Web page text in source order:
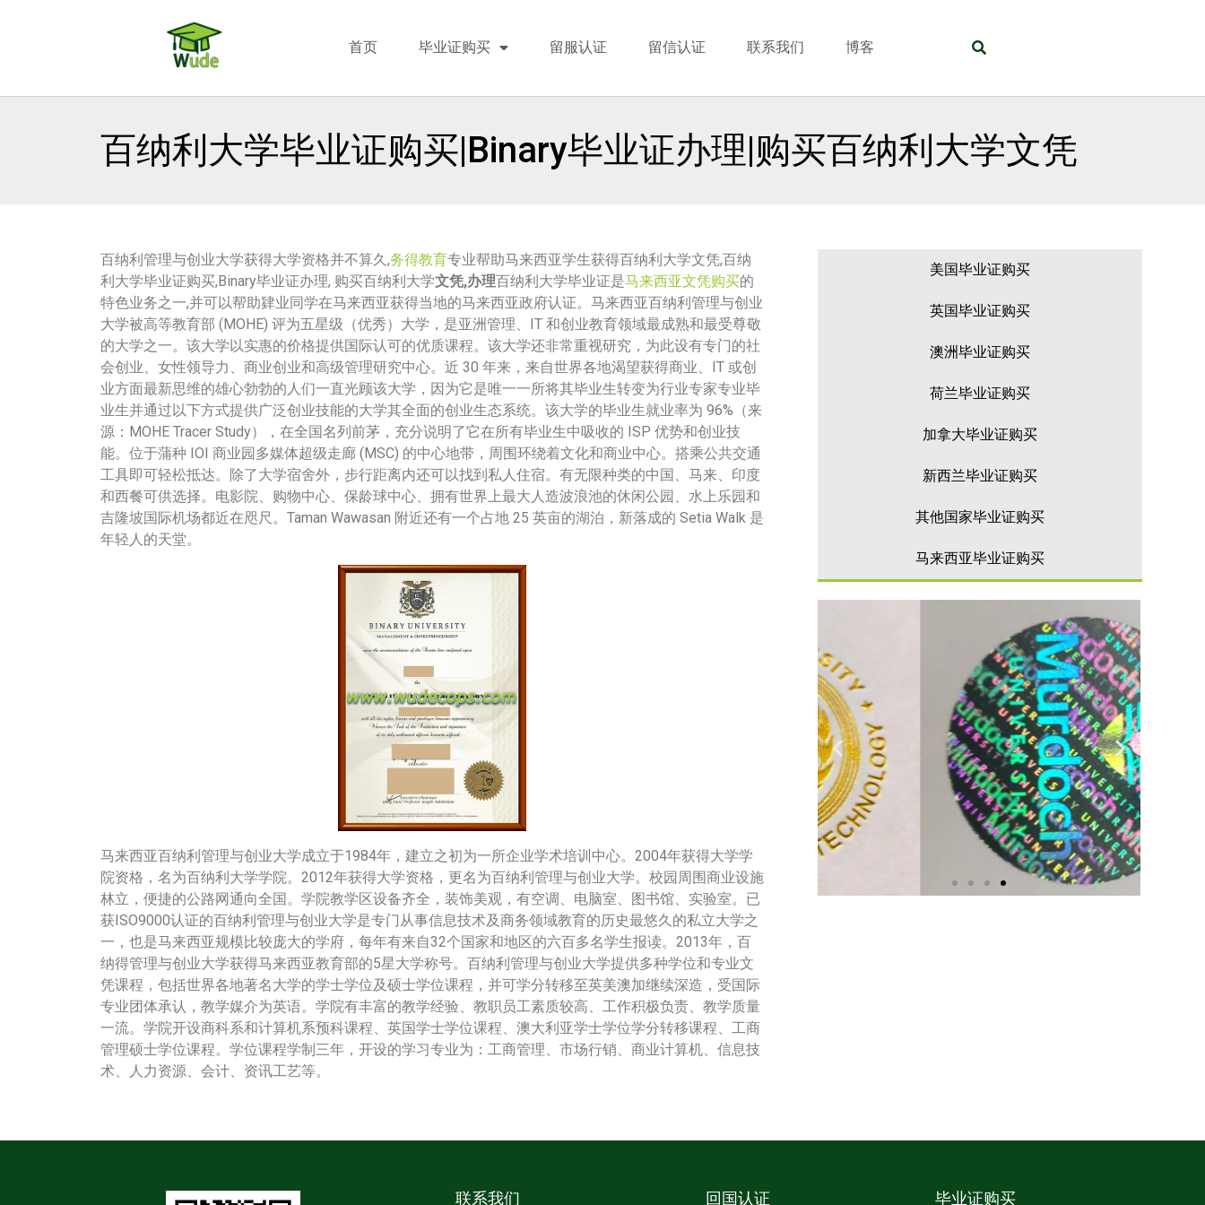
首页 毕业证购买 留服认证 留信认证 联系我们 博客
百纳利大学毕业证购买|Binary毕业证办理|购买百纳利大学文凭
百纳利管理与创业大学获得大学资格并不算久,务得教育专业帮助马来西亚学生获得百纳利大学文凭,百纳
利大学毕业证购买,Binary毕业证办理, 购买百纳利大学文凭,办理百纳利大学毕业证是马来西亚文凭购买的
特色业务之一,并可以帮助肄业同学在马来西亚获得当地的马来西亚政府认证。马来西亚百纳利管理与创业
大学被高等教育部 (MOHE) 评为五星级（优秀）大学，是亚洲管理、IT 和创业教育领域最成熟和最受尊敬
的大学之一。该大学以实惠的价格提供国际认可的优质课程。该大学还非常重视研究，为此设有专门的社
会创业、女性领导力、商业创业和高级管理研究中心。近 30 年来，来自世界各地渴望获得商业、IT 或创
业方面最新思维的雄心勃勃的人们一直光顾该大学，因为它是唯一一所将其毕业生转变为行业专家专业毕
业生并通过以下方式提供广泛创业技能的大学其全面的创业生态系统。该大学的毕业生就业率为 96%（来
源：MOHE Tracer Study），在全国名列前茅，充分说明了它在所有毕业生中吸收的 ISP 优势和创业技
能。位于蒲种 IOI 商业园多媒体超级走廊 (MSC) 的中心地带，周围环绕着文化和商业中心。搭乘公共交通
工具即可轻松抵达。除了大学宿舍外，步行距离内还可以找到私人住宿。有无限种类的中国、马来、印度
和西餐可供选择。电影院、购物中心、保龄球中心、拥有世界上最大人造波浪池的休闲公园、水上乐园和
吉隆坡国际机场都近在咫尺。Taman Wawasan 附近还有一个占地 25 英亩的湖泊，新落成的 Setia Walk 是
年轻人的天堂。
马来西亚百纳利管理与创业大学成立于1984年，建立之初为一所企业学术培训中心。2004年获得大学学
院资格，名为百纳利大学学院。2012年获得大学资格，更名为百纳利管理与创业大学。校园周围商业设施
林立，便捷的公路网通向全国。学院教学区设备齐全，装饰美观，有空调、电脑室、图书馆、实验室。已
获ISO9000认证的百纳利管理与创业大学是专门从事信息技术及商务领域教育的历史最悠久的私立大学之
一，也是马来西亚规模比较庞大的学府，每年有来自32个国家和地区的六百多名学生报读。2013年，百
纳得管理与创业大学获得马来西亚教育部的5星大学称号。百纳利管理与创业大学提供多种学位和专业文
凭课程，包括世界各地著名大学的学士学位及硕士学位课程，并可学分转移至英美澳加继续深造，受国际
专业团体承认，教学媒介为英语。学院有丰富的教学经验、教职员工素质较高、工作积极负责、教学质量
一流。学院开设商科系和计算机系预科课程、英国学士学位课程、澳大利亚学士学位学分转移课程、工商
管理硕士学位课程。学位课程学制三年，开设的学习专业为：工商管理、市场行销、商业计算机、信息技
术、人力资源、会计、资讯工艺等。
美国毕业证购买
英国毕业证购买
澳洲毕业证购买
荷兰毕业证购买
加拿大毕业证购买
新西兰毕业证购买
其他国家毕业证购买
马来西亚毕业证购买
联系客服办理
联系我们 回国认证 毕业证购买